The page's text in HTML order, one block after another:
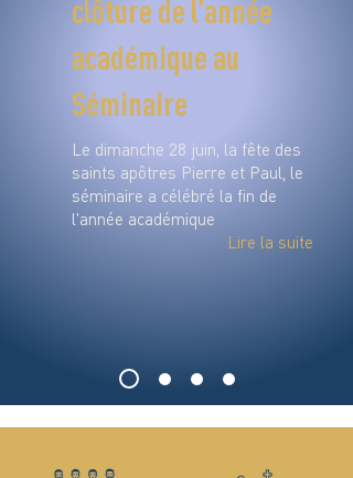
clôture de l’année
académique au
Séminaire
Le dimanche 28 juin, la fête des
saints apôtres Pierre et Paul, le
séminaire a célébré la fin de
l'année académique
Lire la suite